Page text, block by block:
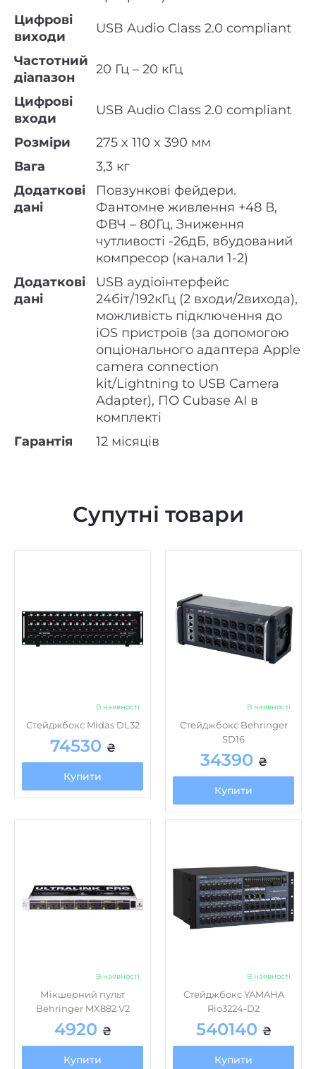
Цифрові
виходи
USB Audio Class 2.0 compliant
Частотний
діапазон
20 Гц – 20 кГц
Цифрові
входи
USB Audio Class 2.0 compliant
Розміри
275 x 110 x 390 мм
Вага
3,3 кг
Додаткові
дані
Повзункові фейдери.
Фантомне живлення +48 В,
ФВЧ – 80Гц, Зниження
чутливості -26дБ, вбудований
компресор (канали 1-2)
Додаткові
дані
USB аудіоінтерфейс
24біт/192кГц (2 входи/2вихода),
можливість підключення до
iOS пристроїв (за допомогою
опціонального адаптера Apple
camera connection
kit/Lightning to USB Camera
Adapter), ПО Cubase AI в
комплекті
Гарантія
12 місяців
Супутні товари
В наявності
Стейджбокс Midas DL32
74530 ₴
Купити
В наявності
Стейджбокс Behringer
SD16
34390 ₴
Купити
В наявності
Мікшерний пульт
Behringer MX882 V2
4920 ₴
Купити
В наявності
Стейджбокс YAMAHA
Rio3224-D2
540140 ₴
Купити